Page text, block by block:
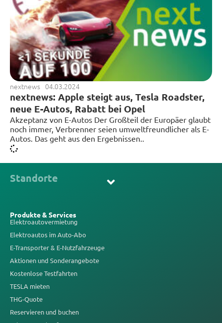
nextnews 04.03.2024
nextnews: Apple steigt aus, Tesla Roadster,
neue E-Autos, Rabatt bei Opel
Akzeptanz von E-Autos Der Großteil der Europäer glaubt
noch immer, Verbrenner seien umweltfreundlicher als E-
Autos. Das geht aus den Ergebnissen..
Standorte
Produkte & Services
Elektroautovermietung
Elektroautos im Auto-Abo
E-Transporter & E-Nutzfahrzeuge
Aktionen und Sonderangebote
Kostenlose Testfahrten
TESLA mieten
THG-Quote
Reservieren und buchen